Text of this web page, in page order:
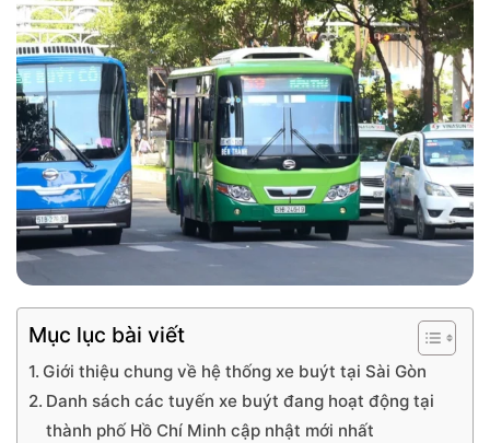
Mục lục bài viết
Giới thiệu chung về hệ thống xe buýt tại Sài Gòn
Danh sách các tuyến xe buýt đang hoạt động tại
thành phố Hồ Chí Minh cập nhật mới nhất